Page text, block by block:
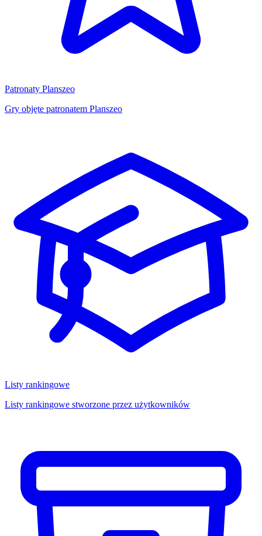
Patronaty Planszeo
Gry objęte patronatem Planszeo
Listy rankingowe
Listy rankingowe stworzone przez użytkowników